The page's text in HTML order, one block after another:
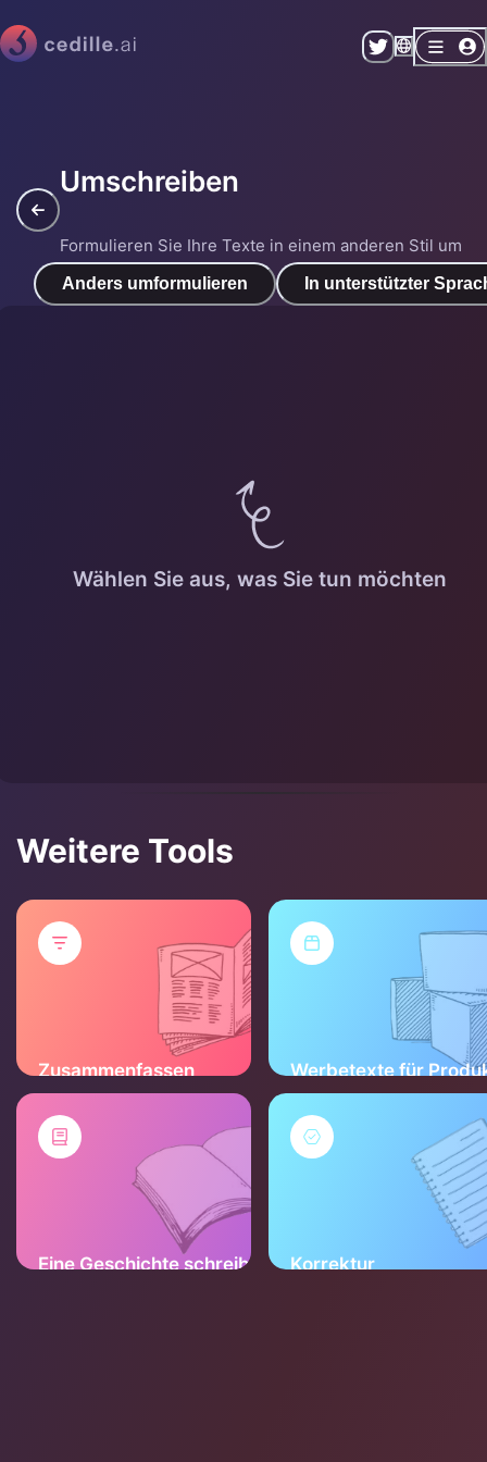
Umschreiben
Formulieren Sie Ihre Texte in einem anderen Stil um
Anders umformulieren In unterstützter
Wählen Sie aus, was Sie tun möchten
Weitere Tools
Zusammenfassen Werbetexte für
Eine Geschichte schreiben Korrektur